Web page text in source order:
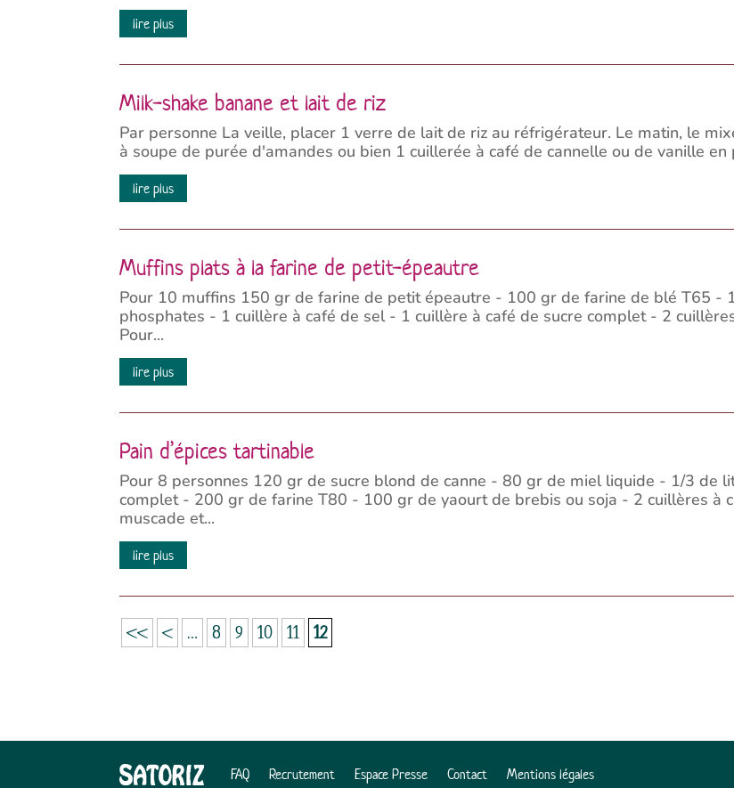
lire plus
Milk-shake banane et lait de riz
Par personne La veille, placer 1 verre de lait de riz au réfrigérateur. Le matin, le
à soupe de purée d'amandes ou bien 1 cuillerée à café de cannelle ou de vanille en
lire plus
Muffins plats à la farine de petit-épeautre
Pour 10 muffins 150 gr de farine de petit épeautre - 100 gr de farine de blé T65 -
phosphates - 1 cuillère à café de sel - 1 cuillère à café de sucre complet - 2
Pour...
lire plus
Pain d’épices tartinable
Pour 8 personnes 120 gr de sucre blond de canne - 80 gr de miel liquide - 1/3 de
complet - 200 gr de farine T80 - 100 gr de yaourt de brebis ou soja - 2 cuillères à
muscade et...
lire plus
<< < … 8 9 10 11 12
FAQ Recrutement Espace Presse Contact Mentions légales